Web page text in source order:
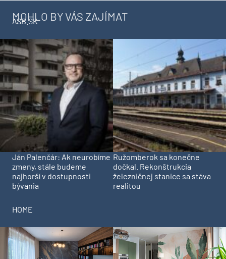
MOHLO BY VÁS ZAJÍMAT
ASB.SK
Ján Palenčár: Ak neurobíme
zmeny, stále budeme
najhorší v dostupnosti
bývania
Ružomberok sa konečne
dočkal. Rekonštrukcia
železničnej stanice sa stáva
realitou
HOME